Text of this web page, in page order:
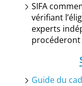
SIFA
vérifiant
experts
procéderont
Guide du